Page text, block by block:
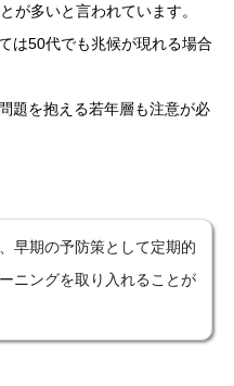
が多いと言われています。
は50代でも兆候が現れる場合
題を抱える若年層も注意が必
早期の予防策として定期的
ニングを取り入れることが